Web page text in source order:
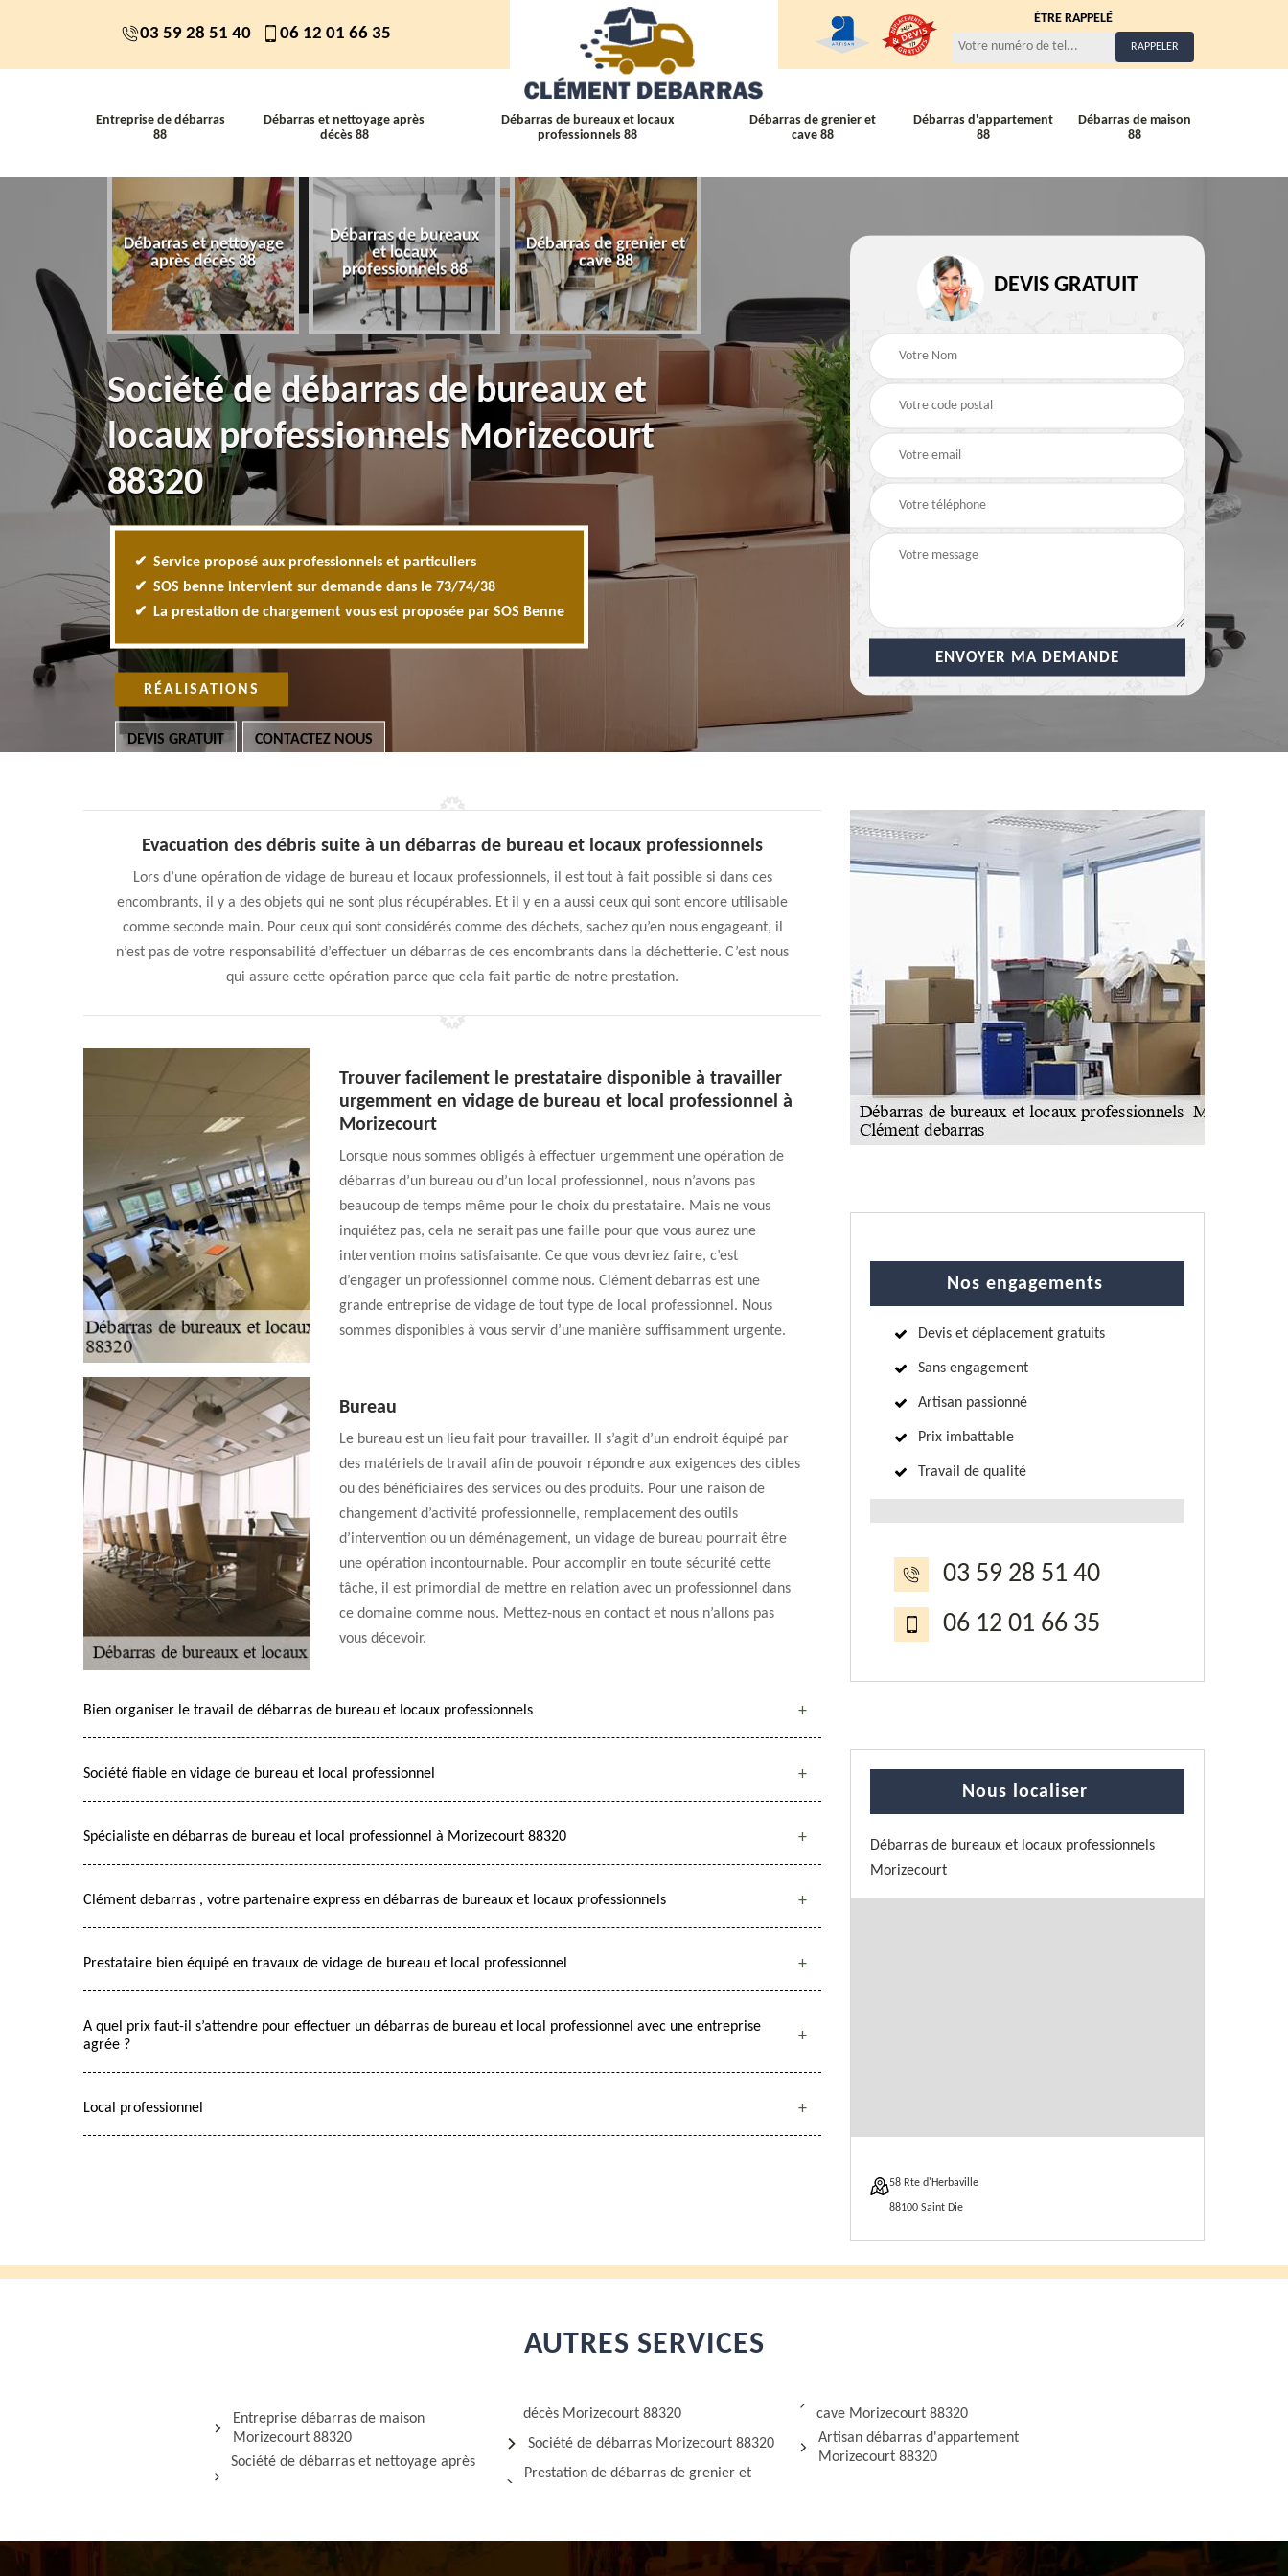
03 59 28 51 40 06 12 01 66 35
ÊTRE RAPPELÉ
Entreprise de débarras
88
Débarras et nettoyage après
décès 88
Débarras de bureaux et locaux
professionnels 88
Débarras de grenier et
cave 88
Débarras d'appartement
88
Débarras de maison
88
Débarras et nettoyage
après décès 88
Débarras de bureaux
et locaux
professionnels 88
Débarras de grenier et
cave 88
Débarras de maison 88
Entreprise de
Société de débarras de bureaux et
locaux professionnels Morizecourt
88320
Service proposé aux professionnels et particuliers
SOS benne intervient sur demande dans le 73/74/38
La prestation de chargement vous est proposée par SOS Benne
RÉALISATIONS
DEVIS GRATUIT CONTACTEZ NOUS
DEVIS GRATUIT
Evacuation des débris suite à un débarras de bureau et locaux professionnels
Lors d’une opération de vidage de bureau et locaux professionnels, il est tout à fait possible si dans ces
encombrants, il y a des objets qui ne sont plus récupérables. Et il y en a aussi ceux qui sont encore utilisable
comme seconde main. Pour ceux qui sont considérés comme des déchets, sachez qu’en nous engageant, il
n’est pas de votre responsabilité d’effectuer un débarras de ces encombrants dans la déchetterie. C’est nous
qui assure cette opération parce que cela fait partie de notre prestation.
Trouver facilement le prestataire disponible à travailler
urgemment en vidage de bureau et local professionnel à
Morizecourt
Lorsque nous sommes obligés à effectuer urgemment une opération de
débarras d’un bureau ou d’un local professionnel, nous n’avons pas
beaucoup de temps même pour le choix du prestataire. Mais ne vous
inquiétez pas, cela ne serait pas une faille pour que vous aurez une
intervention moins satisfaisante. Ce que vous devriez faire, c’est
d’engager un professionnel comme nous. Clément debarras est une
grande entreprise de vidage de tout type de local professionnel. Nous
sommes disponibles à vous servir d’une manière suffisamment urgente.
Bureau
Le bureau est un lieu fait pour travailler. Il s’agit d’un endroit équipé par
des matériels de travail afin de pouvoir répondre aux exigences des cibles
ou des bénéficiaires des services ou des produits. Pour une raison de
changement d’activité professionnelle, remplacement des outils
d’intervention ou un déménagement, un vidage de bureau pourrait être
une opération incontournable. Pour accomplir en toute sécurité cette
tâche, il est primordial de mettre en relation avec un professionnel dans
ce domaine comme nous. Mettez-nous en contact et nous n’allons pas
vous décevoir.
Bien organiser le travail de débarras de bureau et locaux professionnels
Société fiable en vidage de bureau et local professionnel
Spécialiste en débarras de bureau et local professionnel à Morizecourt 88320
Clément debarras , votre partenaire express en débarras de bureaux et locaux professionnels
Prestataire bien équipé en travaux de vidage de bureau et local professionnel
A quel prix faut-il s’attendre pour effectuer un débarras de bureau et local professionnel avec une entreprise
agrée ?
Local professionnel
Nos engagements
Devis et déplacement gratuits
Sans engagement
Artisan passionné
Prix imbattable
Travail de qualité
03 59 28 51 40
06 12 01 66 35
Nous localiser
Débarras de bureaux et locaux professionnels
Morizecourt
58 Rte d'Herbaville
88100 Saint Die
AUTRES SERVICES
Entreprise débarras de maison
Morizecourt 88320
Société de débarras et nettoyage après
décès Morizecourt 88320
Société de débarras Morizecourt 88320
Prestation de débarras de grenier et
cave Morizecourt 88320
Artisan débarras d'appartement
Morizecourt 88320